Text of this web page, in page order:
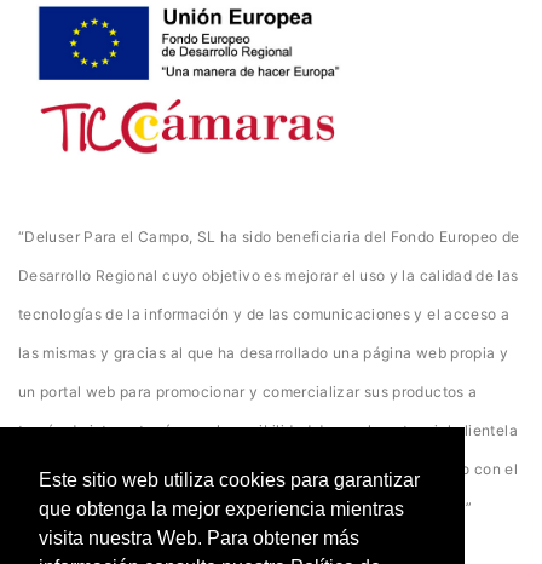
Este sitio web utiliza cookies para garantizar
que obtenga la mejor experiencia mientras
visita nuestra Web. Para obtener más
“Deluser Para el Campo, SL ha sido beneficiaria del Fondo Europeo de
Desarrollo Regional cuyo objetivo es mejorar el uso y la calidad de las
tecnologías de la información y de las comunicaciones y el acceso a
las mismas y gracias al que ha desarrollado una página web propia y
un portal web para promocionar y comercializar sus productos a
través de internet así como la posibilidad de que la potencial clientela
acceda a ella desde cualquier dispositivo. Para ello ha contado con el
apoyo del programa TICCámaras de la Cámara de Ciudad Real”